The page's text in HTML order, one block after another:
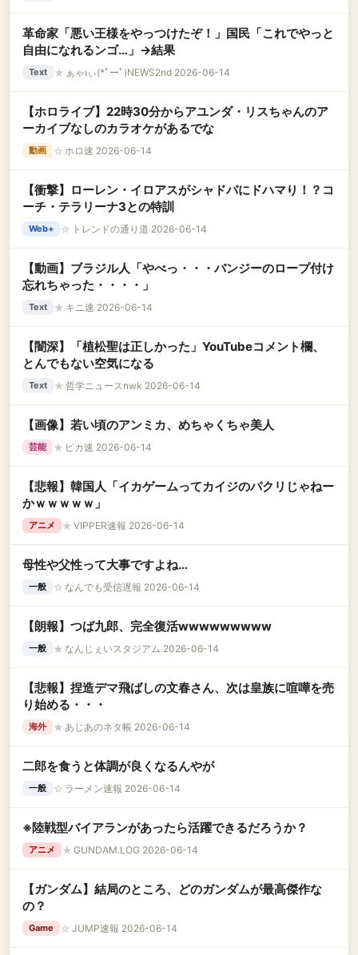
革命家「悪い王様をやっつけたぞ！」国民「これでやっと
自由になれるンゴ…」→結果
Text ★ ぁゃιぃ(*ﾟーﾟ)NEWS2nd 2026-06-14
【ホロライブ】22時30分からアユンダ・リスちゃんのア
ーカイブなしのカラオケがあるでな
動画 ☆ ホロ速 2026-06-14
【衝撃】ローレン・イロアスがシャドバにドハマり！？コ
ーチ・テラリーナ3との特訓
Web+ ☆ トレンドの通り道 2026-06-14
【動画】ブラジル人「やべっ・・・バンジーのロープ付け
忘れちゃった・・・・」
Text ★ キニ速 2026-06-14
【闇深】「植松聖は正しかった」YouTubeコメント欄、
とんでもない空気になる
Text ★ 哲学ニュースnwk 2026-06-14
【画像】若い頃のアンミカ、めちゃくちゃ美人
芸能 ★ ピカ速 2026-06-14
【悲報】韓国人「イカゲームってカイジのパクリじゃねー
かｗｗｗｗｗ」
アニメ ★ VIPPER速報 2026-06-14
母性や父性って大事ですよね…
一般 ☆ なんでも受信遅報 2026-06-14
【朗報】つば九郎、完全復活wwwwwwwww
一般 ★ なんじぇいスタジアム 2026-06-14
【悲報】捏造デマ飛ばしの文春さん、次は皇族に喧嘩を売
り始める・・・
海外 ★ あじあのネタ帳 2026-06-14
二郎を食うと体調が良くなるんやが
一般 ☆ ラーメン速報 2026-06-14
※陸戦型バイアランがあったら活躍できるだろうか？
アニメ ★ GUNDAM.LOG 2026-06-14
【ガンダム】結局のところ、どのガンダムが最高傑作な
の？
Game ☆ JUMP速報 2026-06-14